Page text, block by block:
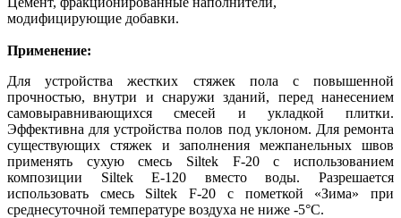
модифицирующие добавки.
Применение:
Для устройства жестких стяжек пола с повышенной
прочностью, внутри и снаружи зданий, перед нанесением
самовыравнивающихся смесей и укладкой плитки.
Эффективна для устройства полов под уклоном. Для ремонта
существующих стяжек и заполнения межпанельных швов
применять сухую смесь Siltek F-20 с использованием
композиции Siltek Е-120 вместо воды. Разрешается
использовать смесь Siltek F-20 с пометкой «Зима» при
среднесуточной температуре воздуха не ниже -5°С.